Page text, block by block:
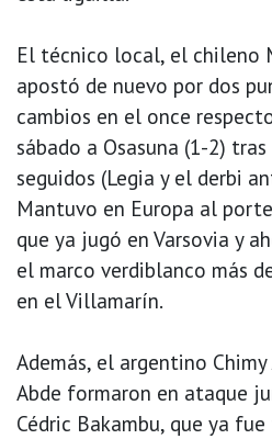
El técnico local, el chileno
apostó de nuevo por dos
cambios en el once
sábado a Osasuna (1-2)
seguidos (Legia y el derbi
Mantuvo en Europa al
que ya jugó en Varsovia y
el marco verdiblanco más
en el Villamarín.
Además, el argentino
Abde formaron en ataque
Cédric Bakambu, que ya